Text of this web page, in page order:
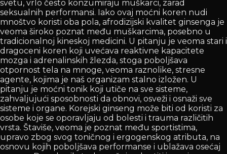
svetu, vrlo često konzumiraju muškarci, zarad
seksualnih performansi. Iako ovaj moćni koren nudi
mnoštvo koristi oba pola, afrodizijski kvalitet ginsenga je
veoma široko poznat među muškarcima, posebno u
tradicionalnoj kineskoj medicini. U pitanju je veoma stari i
dragoceni koren koji uvećava reaktivne kapacitete
mozga i adrenalinskih žlezda, stoga poboljšava
otpornost tela na mnoge, veoma raznolike, stresne
agente, kojima je naš organizam stalno izložen. U
pitanju je moćni tonik koji utiče na sve sisteme,
zahvaljujući sposobnosti da obnovi, osveži i osnaži sve
sisteme i organe. Korejski ginseng može biti od koristi za
osobe koje se oporavljaju od bolesti i trauma različitih
vrsta. Štaviše, veoma je poznat među sportistima,
upravo zbog svog toničnog i ergogenskog atributa, na
osnovu kojih poboljšava performanse i ublažava osećaj